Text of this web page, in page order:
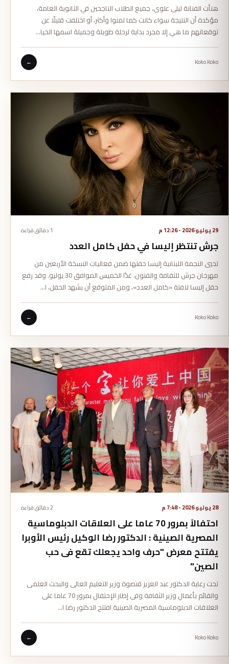
هنأت الفنانة ليلى علوى، جميع الطلاب الناجحين في الثانوية العامة،
مؤكدة أن النتيجة سواء كانت كما تمنوا وأكثر، أو اختلفت قليلًا عن
توقعاتهم ما هي إلا مجرد بداية لرحلة طويلة وجميلة اسمها الحيا…
Koko Koko
←
29 يوليو 2026 - 12:26 م 1 دقائق قراءة
جرش تنتظر إليسا في حفل كامل العدد
تحيي النجمة اللبنانية إليسا حفلها ضمن فعاليات النسخة الأربعين من
مهرجان جرش للثقافة والفنون، غدًا الخميس الموافق 30 يوليو. وقد رفع
حفل إليسا لافتة «كامل العدد»، ومن المتوقع أن يشهد الحفل، ا…
Koko Koko
←
28 يوليو 2026 - 7:48 م 2 دقائق قراءة
احتفالاً بمرور 70 عاما على العلاقات الدبلوماسية
المصرية الصينية : الدكتور رضا الوكيل رئيس الأوبرا
يفتتح معرض "حرف واحد يجعلك تقع فى حب
الصين"
تحت رعاية الدكتور عبد العزيز قنصوة وزير التعليم العالى والبحث العلمى
والقائم بأعمال وزير الثقافة وفى إطار الإحتفال بمرور 70 عاما على
العلاقات الدبلوماسية المصرية الصينية افتتح الدكتور رضا ا…
Koko Koko
←